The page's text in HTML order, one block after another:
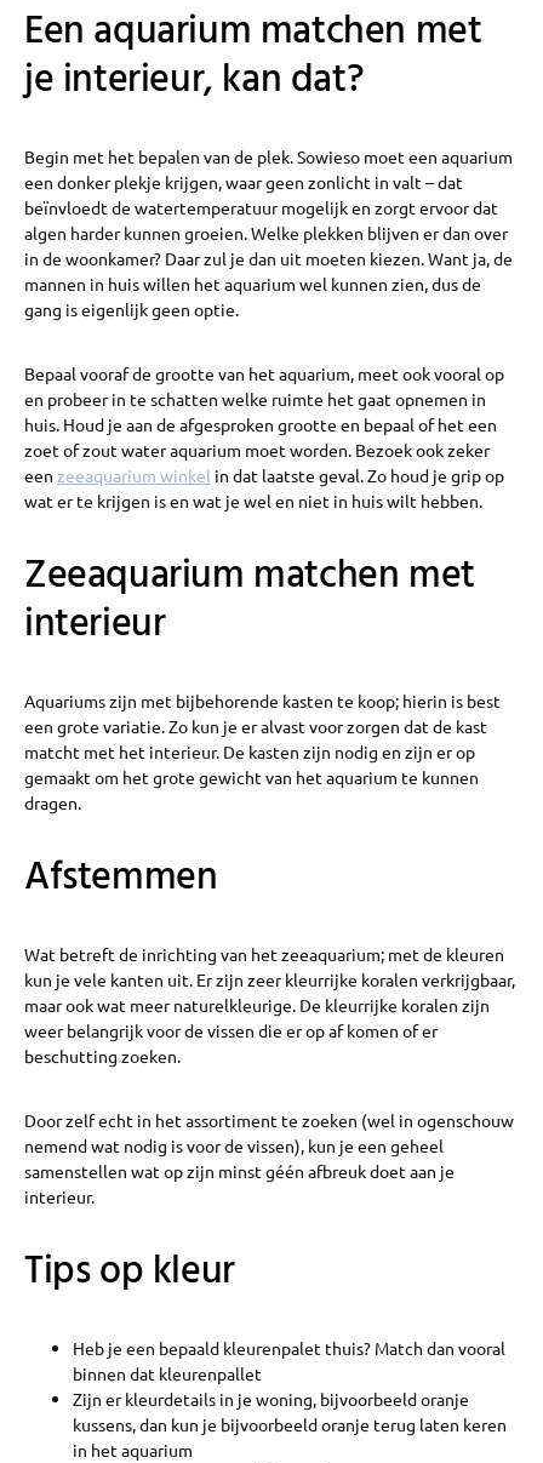
Een aquarium matchen met
je interieur, kan dat?
Begin met het bepalen van de plek. Sowieso moet een aquarium
een donker plekje krijgen, waar geen zonlicht in valt – dat
beïnvloedt de watertemperatuur mogelijk en zorgt ervoor dat
algen harder kunnen groeien. Welke plekken blijven er dan over
in de woonkamer? Daar zul je dan uit moeten kiezen. Want ja, de
mannen in huis willen het aquarium wel kunnen zien, dus de
gang is eigenlijk geen optie.
Bepaal vooraf de grootte van het aquarium, meet ook vooral op
en probeer in te schatten welke ruimte het gaat opnemen in
huis. Houd je aan de afgesproken grootte en bepaal of het een
zoet of zout water aquarium moet worden. Bezoek ook zeker
een zeeaquarium winkel in dat laatste geval. Zo houd je grip op
wat er te krijgen is en wat je wel en niet in huis wilt hebben.
Zeeaquarium matchen met
interieur
Aquariums zijn met bijbehorende kasten te koop; hierin is best
een grote variatie. Zo kun je er alvast voor zorgen dat de kast
matcht met het interieur. De kasten zijn nodig en zijn er op
gemaakt om het grote gewicht van het aquarium te kunnen
dragen.
Afstemmen
Wat betreft de inrichting van het zeeaquarium; met de kleuren
kun je vele kanten uit. Er zijn zeer kleurrijke koralen verkrijgbaar,
maar ook wat meer naturelkleurige. De kleurrijke koralen zijn
weer belangrijk voor de vissen die er op af komen of er
beschutting zoeken.
Door zelf echt in het assortiment te zoeken (wel in ogenschouw
nemend wat nodig is voor de vissen), kun je een geheel
samenstellen wat op zijn minst géén afbreuk doet aan je
interieur.
Tips op kleur
Heb je een bepaald kleurenpalet thuis? Match dan vooral
binnen dat kleurenpallet
Zijn er kleurdetails in je woning, bijvoorbeeld oranje
kussens, dan kun je bijvoorbeeld oranje terug laten keren
in het aquarium